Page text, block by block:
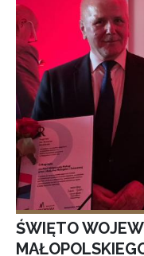
ŚWIĘTO